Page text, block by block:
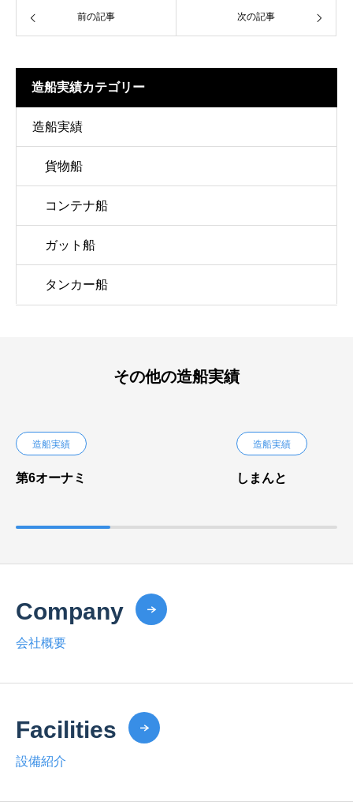
前の記事 次の記事
造船実績カテゴリー
造船実績
貨物船
コンテナ船
ガット船
タンカー船
その他の造船実績
造船実績
第6オーナミ
造船実績
しまんと
Company
会社概要
Facilities
設備紹介